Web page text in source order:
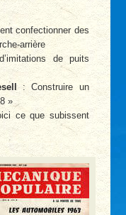
confectionner des
arrière
de puits
: Construire un
»
ce que subissent